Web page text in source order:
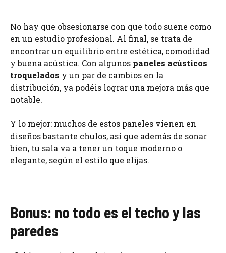
No hay que obsesionarse con que todo suene como
en un estudio profesional. Al final, se trata de
encontrar un equilibrio entre estética, comodidad
y buena acústica. Con algunos paneles acústicos
troquelados y un par de cambios en la
distribución, ya podéis lograr una mejora más que
notable.
Y lo mejor: muchos de estos paneles vienen en
diseños bastante chulos, así que además de sonar
bien, tu sala va a tener un toque moderno o
elegante, según el estilo que elijas.
Bonus: no todo es el techo y las
paredes